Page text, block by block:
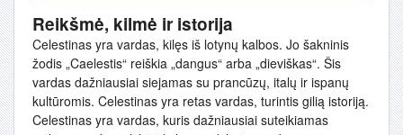
Reikšmė, kilmė ir istorija
Celestinas yra vardas, kilęs iš lotynų kalbos. Jo šakninis
žodis „Caelestis“ reiškia „dangus“ arba „dieviškas“. Šis
vardas dažniausiai siejamas su prancūzų, italų ir ispanų
kultūromis. Celestinas yra retas vardas, turintis gilią istoriją.
Celestinas yra vardas, kuris dažniausiai suteikiamas